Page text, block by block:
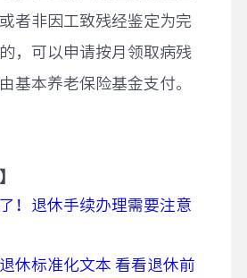
者非因工致残经鉴定为完
，可以申请按月领取病残
基本养老保险基金支付。
！退休手续办理需要注意
休标准化文本 看看退休前